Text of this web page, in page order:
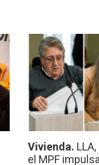
Vivienda.
el MPF